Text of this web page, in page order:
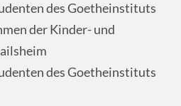
des Goetheinstituts
der Kinder- und
des Goetheinstituts